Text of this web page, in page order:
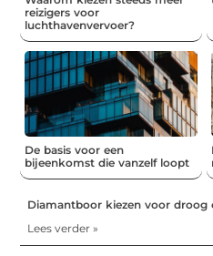
reizigers voor
luchthavenvervoer?
De basis voor een
bijeenkomst die vanzelf loopt
Diamantboor kiezen voor
Lees verder »